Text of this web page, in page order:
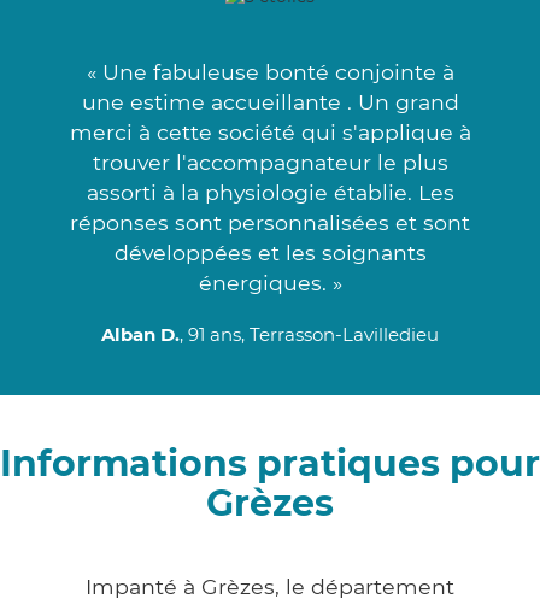
« Une fabuleuse bonté conjointe à
une estime accueillante . Un grand
merci à cette société qui s'applique à
trouver l'accompagnateur le plus
assorti à la physiologie établie. Les
réponses sont personnalisées et sont
développées et les soignants
énergiques. »
Alban D., 91 ans, Terrasson-Lavilledieu
Informations pratiques pour
Grèzes
Impanté à Grèzes, le département